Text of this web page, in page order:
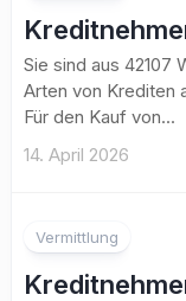
Sie sind aus 42107
Arten von Krediten
Für den Kauf von...
14. April 2026
Vermittlung